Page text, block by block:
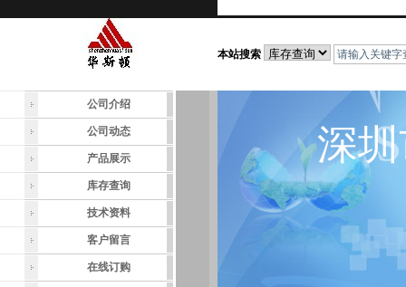
本站搜索
公司介绍
公司动态
产品展示
库存查询
技术资料
客户留言
在线订购
深